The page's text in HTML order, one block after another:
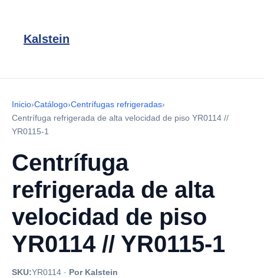
Kalstein
Inicio›Catálogo›Centrífugas refrigeradas›
Centrífuga refrigerada de alta velocidad de piso YR0114 //
YR0115-1
Centrífuga
refrigerada de alta
velocidad de piso
YR0114 // YR0115-1
SKU:YR0114 · Por Kalstein